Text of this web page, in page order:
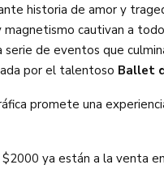
historia de amor y
cautivan a
serie de eventos que
por el talentoso Ballet
promete una
ya están a la venta